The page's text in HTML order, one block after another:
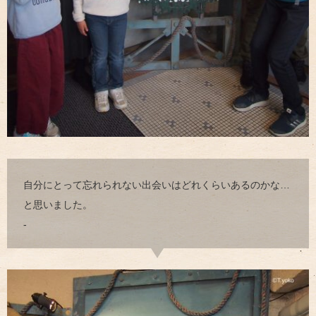
自分にとって忘れられない出会いはどれくらいあるのかな…
と思いました。
-